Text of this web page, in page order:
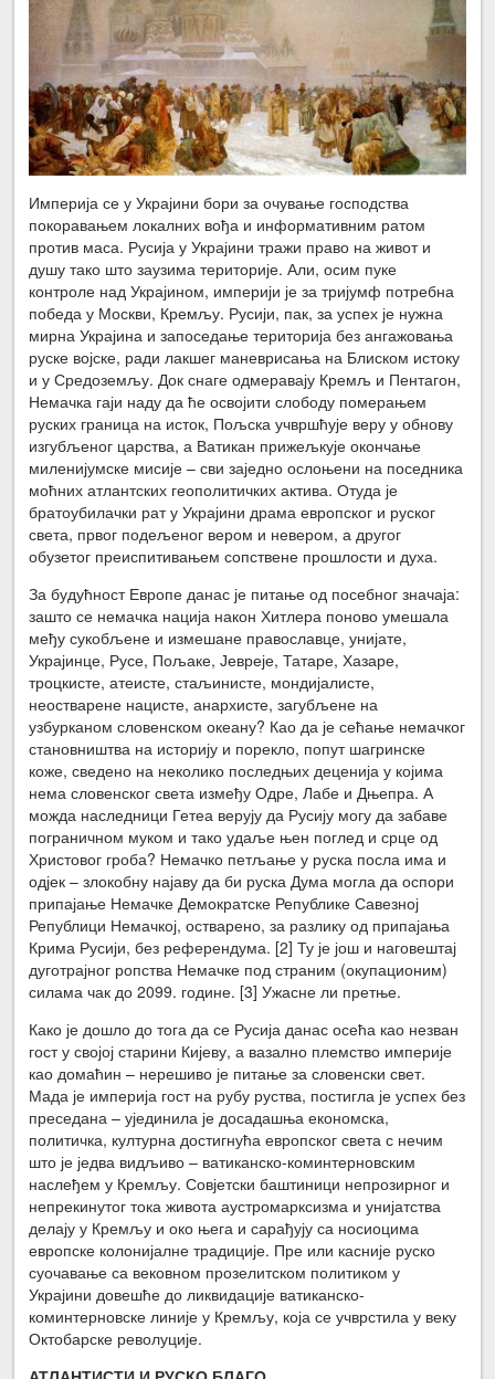
Империја се у Украјини бори за очување господства
покоравањем локалних вођа и информативним ратом
против маса. Русија у Украјини тражи право на живот и
душу тако што заузима територије. Али, осим пуке
контроле над Украјином, империји је за тријумф потребна
победа у Москви, Кремљу. Русији, пак, за успех је нужна
мирна Украјина и запоседање територија без ангажовања
руске војске, ради лакшег маневрисања на Блиском истоку
и у Средоземљу. Док снаге одмеравају Кремљ и Пентагон,
Немачка гаји наду да ће освојити слободу померањем
руских граница на исток, Пољска учвршћује веру у обнову
изгубљеног царства, а Ватикан прижељкује окончање
миленијумске мисије – сви заједно ослоњени на поседника
моћних атлантских геополитичких актива. Отуда је
братоубилачки рат у Украјини драма европског и руског
света, првог подељеног вером и невером, а другог
обузетог преиспитивањем сопствене прошлости и духа.
За будућност Европе данас је питање од посебног значаја:
зашто се немачка нација након Хитлера поново умешала
међу сукобљене и измешане православце, унијате,
Украјинце, Русе, Пољаке, Јевреје, Татаре, Хазаре,
троцкисте, атеисте, стаљинисте, мондијалисте,
неостварене нацисте, анархисте, загубљене на
узбурканом словенском океану? Као да је сећање немачког
становништва на историју и порекло, попут шагринске
коже, сведено на неколико последњих деценија у којима
нема словенског света између Одре, Лабе и Дњепра. А
можда наследници Гетеа верују да Русију могу да забаве
пограничном муком и тако удаље њен поглед и срце од
Христовог гроба? Немачко петљање у руска посла има и
одјек – злокобну најаву да би руска Дума могла да оспори
припајање Немачке Демократске Републике Савезној
Републици Немачкој, остварено, за разлику од припајања
Крима Русији, без референдума. [2] Ту је још и наговештај
дуготрајног ропства Немачке под страним (окупационим)
силама чак до 2099. године. [3] Ужасне ли претње.
Како је дошло до тога да се Русија данас осећа као незван
гост у својој старини Кијеву, а вазално племство империје
као домаћин – нерешиво је питање за словенски свет.
Мада је империја гост на рубу руства, постигла је успех без
преседана – ујединила је досадашња економска,
политичка, културна достигнућа европског света с нечим
што је једва видљиво – ватиканско-коминтерновским
наслеђем у Кремљу. Совјетски баштиници непрозирног и
непрекинутог тока живота аустромарксизма и унијатства
делају у Кремљу и око њега и сарађују са носиоцима
европске колонијалне традиције. Пре или касније руско
суочавање са вековном прозелитском политиком у
Украјини довешће до ликвидације ватиканско-
коминтерновске линије у Кремљу, која се учврстила у веку
Октобарске револуције.